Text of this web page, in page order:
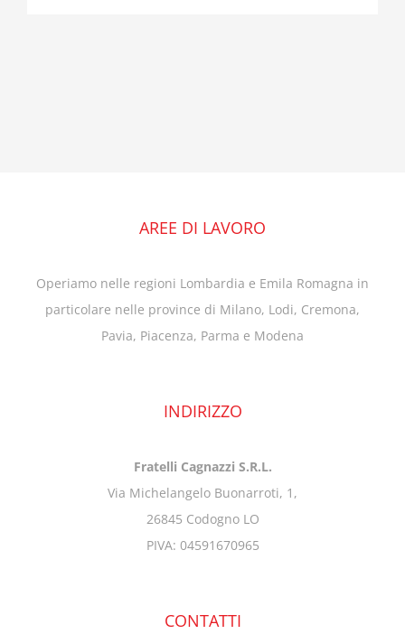
AREE DI LAVORO
Operiamo nelle regioni Lombardia e Emila Romagna in
particolare nelle province di Milano, Lodi, Cremona,
Pavia, Piacenza, Parma e Modena
INDIRIZZO
Fratelli Cagnazzi S.R.L.
Via Michelangelo Buonarroti, 1,
26845 Codogno LO
PIVA: 04591670965
CONTATTI